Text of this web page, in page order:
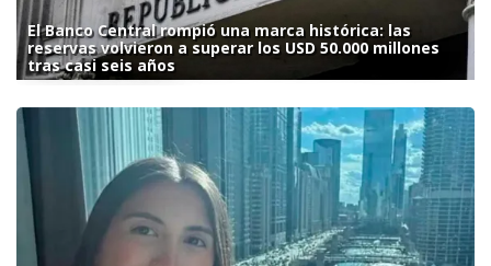
El Banco Central rompió una marca histórica: las
reservas volvieron a superar los USD 50.000 millones
tras casi seis años